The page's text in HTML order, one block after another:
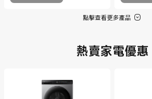
點擊查看更多產品
熱賣家電優惠